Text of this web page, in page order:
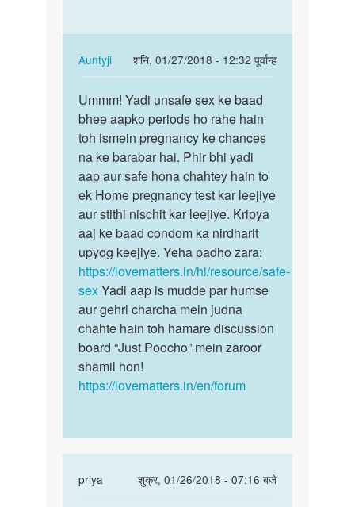
8.12
by
Asin
dec…
Auntyji
शनि, 01/27/2018 - 12:32 पूर्वान्ह
In
reply
to
mai
nov
me
sex
ki
thi
or
dec…
by
gully
Ummm!
Yadi
unsafe
sex
ke…
Ummm! Yadi unsafe sex ke baad
bhee aapko periods ho rahe hain
toh ismein pregnancy ke chances
na ke barabar hai. Phir bhi yadi
aap aur safe hona chahtey hain to
ek Home pregnancy test kar leejiye
aur stithi nischit kar leejiye. Kripya
aaj ke baad condom ka nirdharit
upyog keejiye. Yeha padho zara:
https://lovematters.in/hi/resource/safe-
sexYadi aap is mudde par humse
aur gehri charcha mein judna
chahte hain toh hamare discussion
board “Just Poocho” mein zaroor
shamil hon!
https://lovematters.in/en/forum
priya
शुक्र, 01/26/2018 - 07:16 बजे